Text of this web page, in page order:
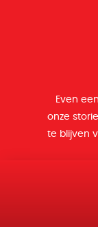
Even
onze
te blijven